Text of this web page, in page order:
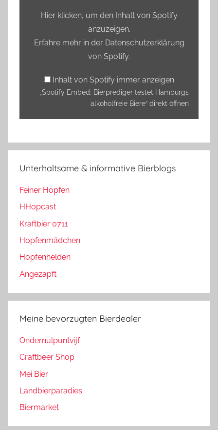
anzeigen
Hier klicken, um den Inhalt von Spotify
anzuzeigen.
Erfahre mehr in der Datenschutzerklärung
von Spotify.
Inhalt von Spotify immer anzeigen
„Spotify Embed: Bierprediger testet Hamburgs
alkoholfreie Biere“ direkt öffnen
Unterhaltsame & informative Bierblogs
Feiner Hopfen
HHopcast
Kraftbier 0711
Hopfenmädchen
Hopfenhelden
Angezapft
Meine bevorzugten Bierdealer
Ondernulpuntvijf
Craftbeer Shop
Mei Bier
Landbierparadies
Biermarket